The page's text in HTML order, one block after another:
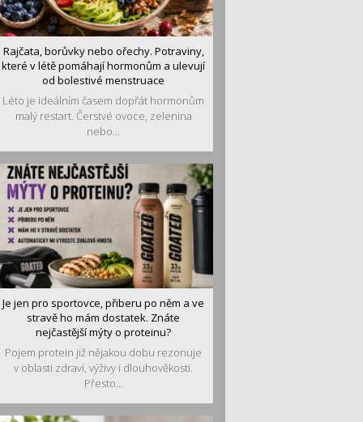
Rajčata, borůvky nebo ořechy. Potraviny,
které v létě pomáhají hormonům a ulevují
od bolestivé menstruace
Léto je ideálním časem dopřát hormonům
malý restart. Čerstvé ovoce, zelenina
nebo...
Je jen pro sportovce, přiberu po něm a ve
stravě ho mám dostatek. Znáte
nejčastější mýty o proteinu?
Pojem protein již nějakou dobu rezonuje
v oblasti zdraví, výživy i dlouhověkosti.
Přesto...